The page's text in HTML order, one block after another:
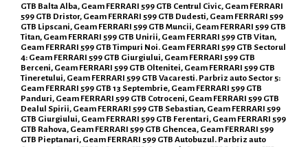
GTB Balta Alba, Geam FERRARI 599 GTB Centrul Civic, Geam FERRARI
599 GTB Dristor, Geam FERRARI 599 GTB Dudesti, Geam FERRARI 599
GTB Lipscani, Geam FERRARI 599 GTB Muncii, Geam FERRARI 599 GTB
Titan, Geam FERRARI 599 GTB Unirii, Geam FERRARI 599 GTB Vitan,
Geam FERRARI 599 GTB Timpuri Noi. Geam FERRARI 599 GTB Sectorul
4: Geam FERRARI 599 GTB Giurgiului, Geam FERRARI 599 GTB
Berceni, Geam FERRARI 599 GTB Oltenitei, Geam FERRARI 599 GTB
Tineretului, Geam FERRARI 599 GTB Vacaresti. Parbriz auto Sector 5:
Geam FERRARI 599 GTB 13 Septembrie, Geam FERRARI 599 GTB
Panduri, Geam FERRARI 599 GTB Cotroceni, Geam FERRARI 599 GTB
Dealul Spirii, Geam FERRARI 599 GTB Sebastian, Geam FERRARI 599
GTB Giurgiului, Geam FERRARI 599 GTB Ferentari, Geam FERRARI 599
GTB Rahova, Geam FERRARI 599 GTB Ghencea, Geam FERRARI 599
GTB Pieptanari, Geam FERRARI 599 GTB Autobuzul. Parbriz auto